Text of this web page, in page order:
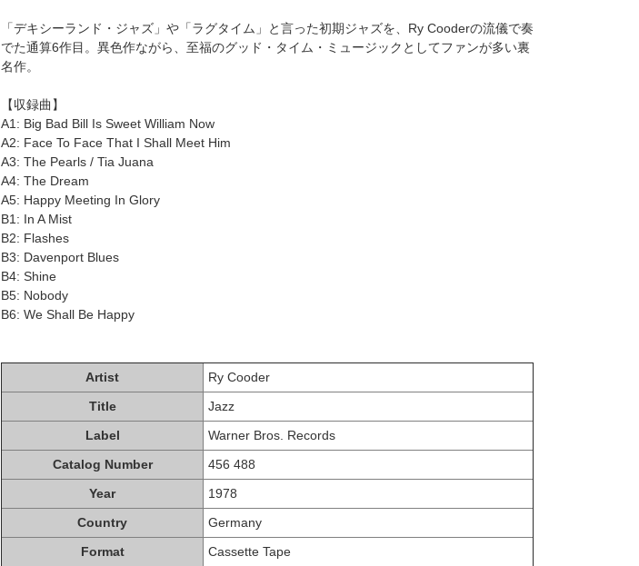
「デキシーランド・ジャズ」や「ラグタイム」と言った初期ジャズを、Ry Cooderの流儀で奏
でた通算6作目。異色作ながら、至福のグッド・タイム・ミュージックとしてファンが多い裏
名作。
【収録曲】
A1: Big Bad Bill Is Sweet William Now
A2: Face To Face That I Shall Meet Him
A3: The Pearls / Tia Juana
A4: The Dream
A5: Happy Meeting In Glory
B1: In A Mist
B2: Flashes
B3: Davenport Blues
B4: Shine
B5: Nobody
B6: We Shall Be Happy
Artist
Ry Cooder
Title
Jazz
Label
Warner Bros. Records
Catalog Number
456 488
Year
1978
Country
Germany
Format
Cassette Tape